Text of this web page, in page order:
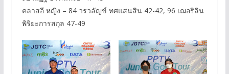
คลาสอี หญิง – 84 วรวลัญข์ ทศแสนสิน 42-42, 96 เฌอริลิน
พิริยะการสกุล 47-49